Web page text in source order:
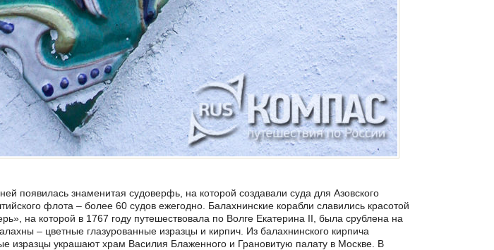
появилась знаменитая судоверфь, на которой создавали суда для Азовского
флота – более 60 судов ежегодно. Балахнинские корабли славились красотой
на которой в 1767 году путешествовала по Волге Екатерина II, была срублена на
– цветные глазурованные изразцы и кирпич. Из балахнинского кирпича
изразцы украшают храм Василия Блаженного и Грановитую палату в Москве. В